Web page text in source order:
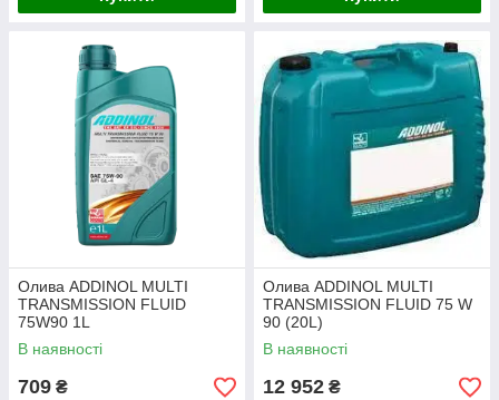
Олива ADDINOL MULTI
TRANSMISSION FLUID
75W90 1L
В наявності
709 ₴
Олива ADDINOL MULTI
TRANSMISSION FLUID 75 W
90 (20L)
В наявності
12 952 ₴